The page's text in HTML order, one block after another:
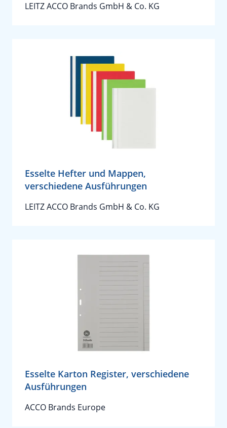
LEITZ ACCO Brands GmbH & Co. KG
Esselte Hefter und Mappen,
verschiedene Ausführungen
LEITZ ACCO Brands GmbH & Co. KG
Esselte Karton Register, verschiedene
Ausführungen
ACCO Brands Europe